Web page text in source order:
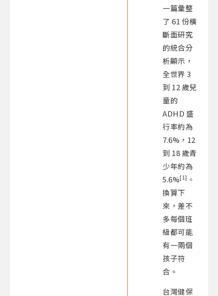
一篇彙整
了 61 份橫
斷面研究
的統合分
析顯示，
全世界 3
到 12 歲兒
童的
ADHD 盛
行率約為
7.6%，12
到 18 歲青
少年約為
5.6%[1] 。
換算下
來，差不
多每個班
級都可能
有一兩個
孩子符
合。
台灣健保